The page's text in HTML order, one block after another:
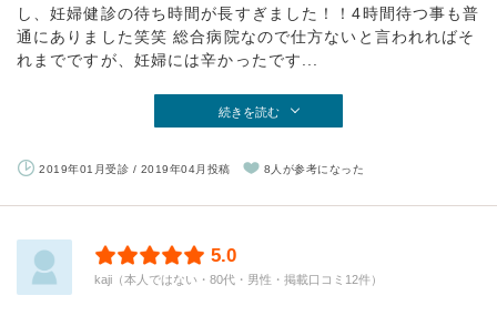
し、妊婦健診の待ち時間が長すぎました！！4時間待つ事も普
通にありました笑笑 総合病院なので仕方ないと言われればそ
れまでですが、妊婦には辛かったです...
続きを読む
2019年01月受診 / 2019年04月投稿 8人が参考になった
5.0
kaji（本人ではない・80代・男性・掲載口コミ12件）